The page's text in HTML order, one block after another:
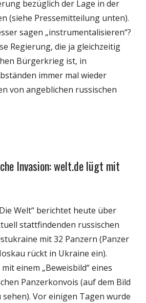
bezüglich der Lage in der
(siehe Pressemitteilung unten).
sagen „instrumentalisieren“?
Regierung, die ja gleichzeitig
Bürgerkrieg ist, in
immer mal wieder
von angeblichen russischen
Invasion: welt.de lügt mit
Welt“ berichtet heute über
stattfindenden russischen
mit 32 Panzern (Panzer
rückt in Ukraine ein).
einem „Beweisbild“ eines
Panzerkonvois (auf dem Bild
Vor einigen Tagen wurde